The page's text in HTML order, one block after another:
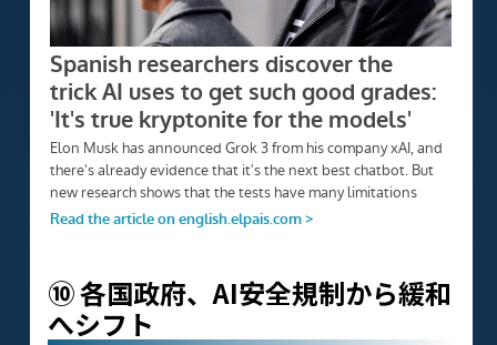
⑩ 各国政府、AI安全規制から緩和
へシフト